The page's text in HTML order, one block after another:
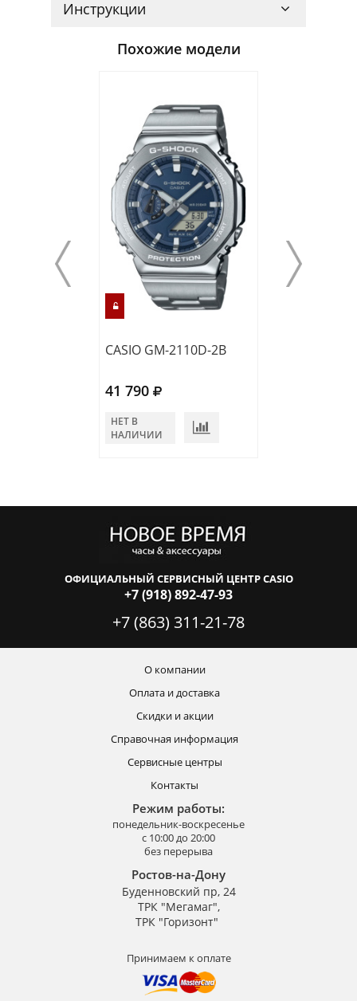
Инструкции
Похожие модели
CASIO GM-2110D-2B
41 790
НЕТ В
НАЛИЧИИ
ОФИЦИАЛЬНЫЙ СЕРВИСНЫЙ ЦЕНТР CASIO
+7 (918) 892-47-93
+7 (863) 311-21-78
О компании
Оплата и доставка
Скидки и акции
Справочная информация
Сервисные центры
Контакты
Режим работы:
понедельник-воскресенье
с 10:00 до 20:00
без перерыва
Ростов-на-Дону
Буденновский пр, 24
ТРК "Мегамаг",
ТРК "Горизонт"
Принимаем к оплате